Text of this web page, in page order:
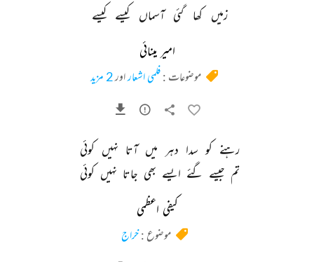
زمیں کھا گئی آسماں کیسے کیسے
امیر مینائی
موضوعات :فلمی اشعاراور2 مزید
رہنے کو سدا دہر میں آتا نہیں کوئی
تم جیسے گئے ایسے بھی جاتا نہیں کوئی
کیفی اعظمی
موضوع :خراج